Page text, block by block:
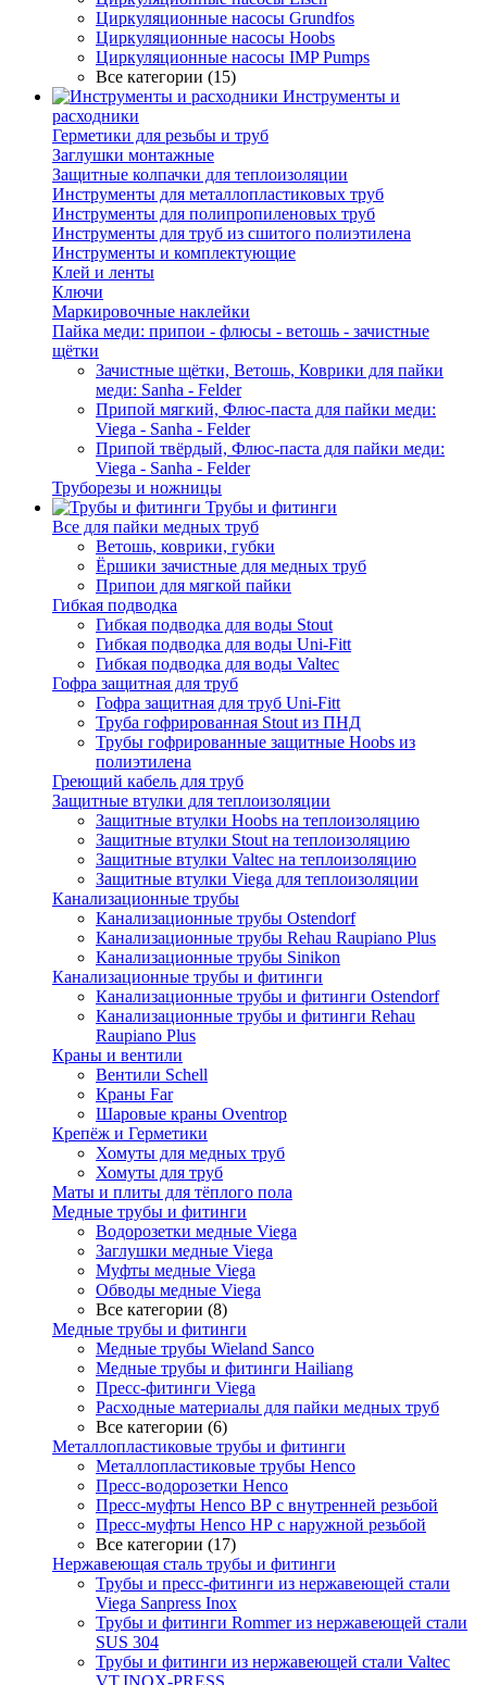
Циркуляционные насосы Grundfos
Циркуляционные насосы Hoobs
Циркуляционные насосы IMP Pumps
Все категории (15)
Инструменты и
расходники
Герметики для резьбы и труб
Заглушки монтажные
Защитные колпачки для теплоизоляции
Инструменты для металлопластиковых труб
Инструменты для полипропиленовых труб
Инструменты для труб из сшитого полиэтилена
Инструменты и комплектующие
Клей и ленты
Ключи
Маркировочные наклейки
Пайка меди: припои - флюсы - ветошь - зачистные
щётки
Зачистные щётки, Ветошь, Коврики для пайки
меди: Sanha - Felder
Припой мягкий, Флюс-паста для пайки меди:
Viega - Sanha - Felder
Припой твёрдый, Флюс-паста для пайки меди:
Viega - Sanha - Felder
Труборезы и ножницы
Трубы и фитинги
Все для пайки медных труб
Ветошь, коврики, губки
Ёршики зачистные для медных труб
Припои для мягкой пайки
Гибкая подводка
Гибкая подводка для воды Stout
Гибкая подводка для воды Uni-Fitt
Гибкая подводка для воды Valtec
Гофра защитная для труб
Гофра защитная для труб Uni-Fitt
Труба гофрированная Stout из ПНД
Трубы гофрированные защитные Hoobs из
полиэтилена
Греющий кабель для труб
Защитные втулки для теплоизоляции
Защитные втулки Hoobs на теплоизоляцию
Защитные втулки Stout на теплоизоляцию
Защитные втулки Valtec на теплоизоляцию
Защитные втулки Viega для теплоизоляции
Канализационные трубы
Канализационные трубы Ostendorf
Канализационные трубы Rehau Raupiano Plus
Канализационные трубы Sinikon
Канализационные трубы и фитинги
Канализационные трубы и фитинги Ostendorf
Канализационные трубы и фитинги Rehau
Raupiano Plus
Краны и вентили
Вентили Schell
Краны Far
Шаровые краны Oventrop
Крепёж и Герметики
Хомуты для медных труб
Хомуты для труб
Маты и плиты для тёплого пола
Медные трубы и фитинги
Водорозетки медные Viega
Заглушки медные Viega
Муфты медные Viega
Обводы медные Viega
Все категории (8)
Медные трубы и фитинги
Медные трубы Wieland Sanco
Медные трубы и фитинги Hailiang
Пресс-фитинги Viega
Расходные материалы для пайки медных труб
Все категории (6)
Металлопластиковые трубы и фитинги
Металлопластиковые трубы Henco
Пресс-водорозетки Henco
Пресс-муфты Henco ВР с внутренней резьбой
Пресс-муфты Henco НР с наружной резьбой
Все категории (17)
Нержавеющая сталь трубы и фитинги
Трубы и пресс-фитинги из нержавеющей стали
Viega Sanpress Inox
Трубы и фитинги Rommer из нержавеющей стали
SUS 304
Трубы и фитинги из нержавеющей стали Valtec
VT.INOX-PRESS